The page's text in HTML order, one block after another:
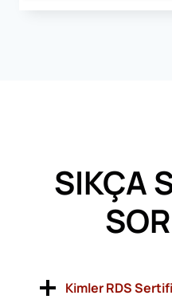
SIKÇA
Kimler RDS